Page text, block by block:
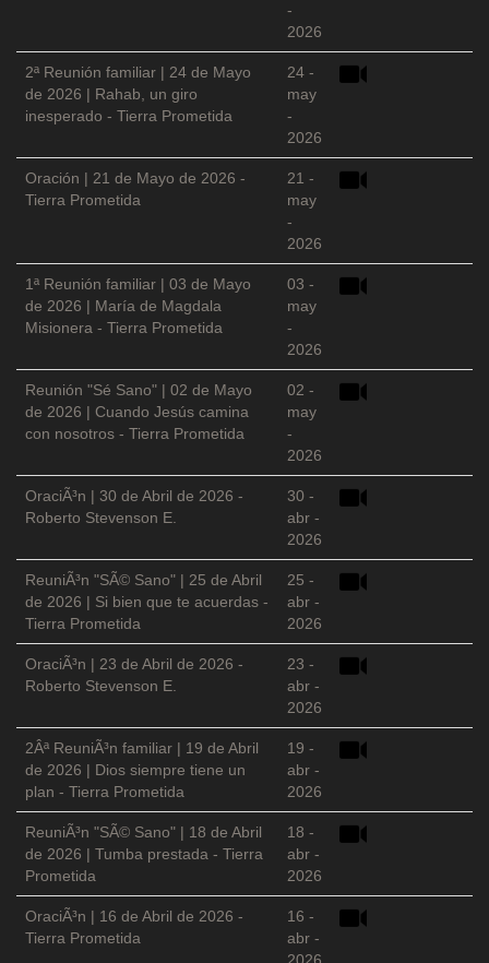
-
2026
2ª Reunión familiar | 24 de Mayo
de 2026 | Rahab, un giro
inesperado - Tierra Prometida
24 -
may
-
2026
Oración | 21 de Mayo de 2026 -
Tierra Prometida
21 -
may
-
2026
1ª Reunión familiar | 03 de Mayo
de 2026 | María de Magdala
Misionera - Tierra Prometida
03 -
may
-
2026
Reunión "Sé Sano" | 02 de Mayo
de 2026 | Cuando Jesús camina
con nosotros - Tierra Prometida
02 -
may
-
2026
OraciÃ³n | 30 de Abril de 2026 -
Roberto Stevenson E.
30 -
abr -
2026
ReuniÃ³n "SÃ© Sano" | 25 de Abril
de 2026 | Si bien que te acuerdas -
Tierra Prometida
25 -
abr -
2026
OraciÃ³n | 23 de Abril de 2026 -
Roberto Stevenson E.
23 -
abr -
2026
2Âª ReuniÃ³n familiar | 19 de Abril
de 2026 | Dios siempre tiene un
plan - Tierra Prometida
19 -
abr -
2026
ReuniÃ³n "SÃ© Sano" | 18 de Abril
de 2026 | Tumba prestada - Tierra
Prometida
18 -
abr -
2026
OraciÃ³n | 16 de Abril de 2026 -
Tierra Prometida
16 -
abr -